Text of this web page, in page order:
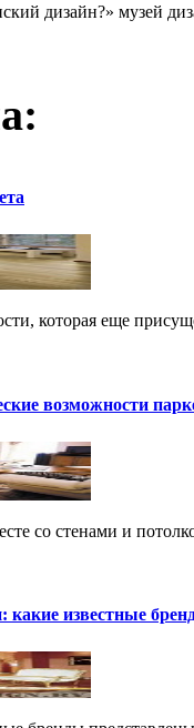
дизайн?» музей
которая еще
возможности
со стенами и
какие известные